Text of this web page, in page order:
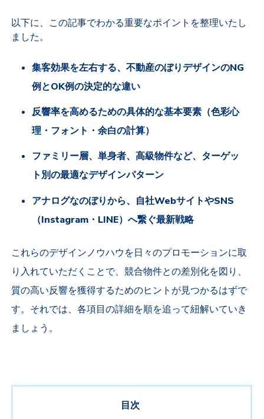
以下に、この記事でわかる重要なポイントを整理いたし
ました。
集客効果を左右する、不動産のぼりデザインのNG
例とOK例の決定的な違い
反響率を高めるための具体的な基本要素（色彩心
理・フォント・余白の計算）
ファミリー層、単身者、高級物件など、ターゲッ
ト別の最適なデザインパターン
アナログなのぼりから、自社WebサイトやSNS
（Instagram・LINE）へ繋ぐ最新戦略
これらのデザインノウハウを日々のプロモーションに取
り入れていただくことで、競合物件との差別化を図り、
質の高い反響を獲得するためのヒントが見つかるはずで
す。それでは、各項目の詳細を順を追って紐解いていき
ましょう。
目次